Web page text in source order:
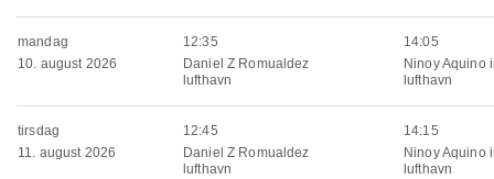
mandag
10. august 2026
12:35
Daniel Z Romualdez
lufthavn
14:05
Ninoy Aquino
lufthavn
tirsdag
11. august 2026
12:45
Daniel Z Romualdez
lufthavn
14:15
Ninoy Aquino
lufthavn